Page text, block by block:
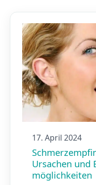
Unser
17. April 2024
Ursachen und
möglichkeiten